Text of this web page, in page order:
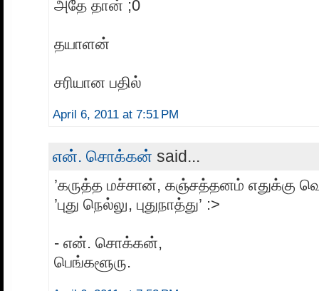
அதே தான் ;0
தயாளன்
சரியான பதில்
April 6, 2011 at 7:51 PM
என். சொக்கன் said...
’கருத்த மச்சான், கஞ்சத்தனம் எதுக்கு
’புது நெல்லு, புதுநாத்து’ :>
- என். சொக்கன்,
பெங்களூரு.